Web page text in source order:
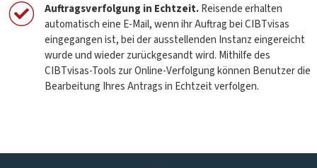
Auftragsverfolgung in Echtzeit.Reisende erhalten
automatisch eine E-Mail, wenn ihr Auftrag bei CIBTvisas
eingegangen ist, bei der ausstellenden Instanz eingereicht
wurde und wieder zurückgesandt wird. Mithilfe des
CIBTvisas-Tools zur Online-Verfolgung können Benutzer die
Bearbeitung Ihres Antrags in Echtzeit verfolgen.